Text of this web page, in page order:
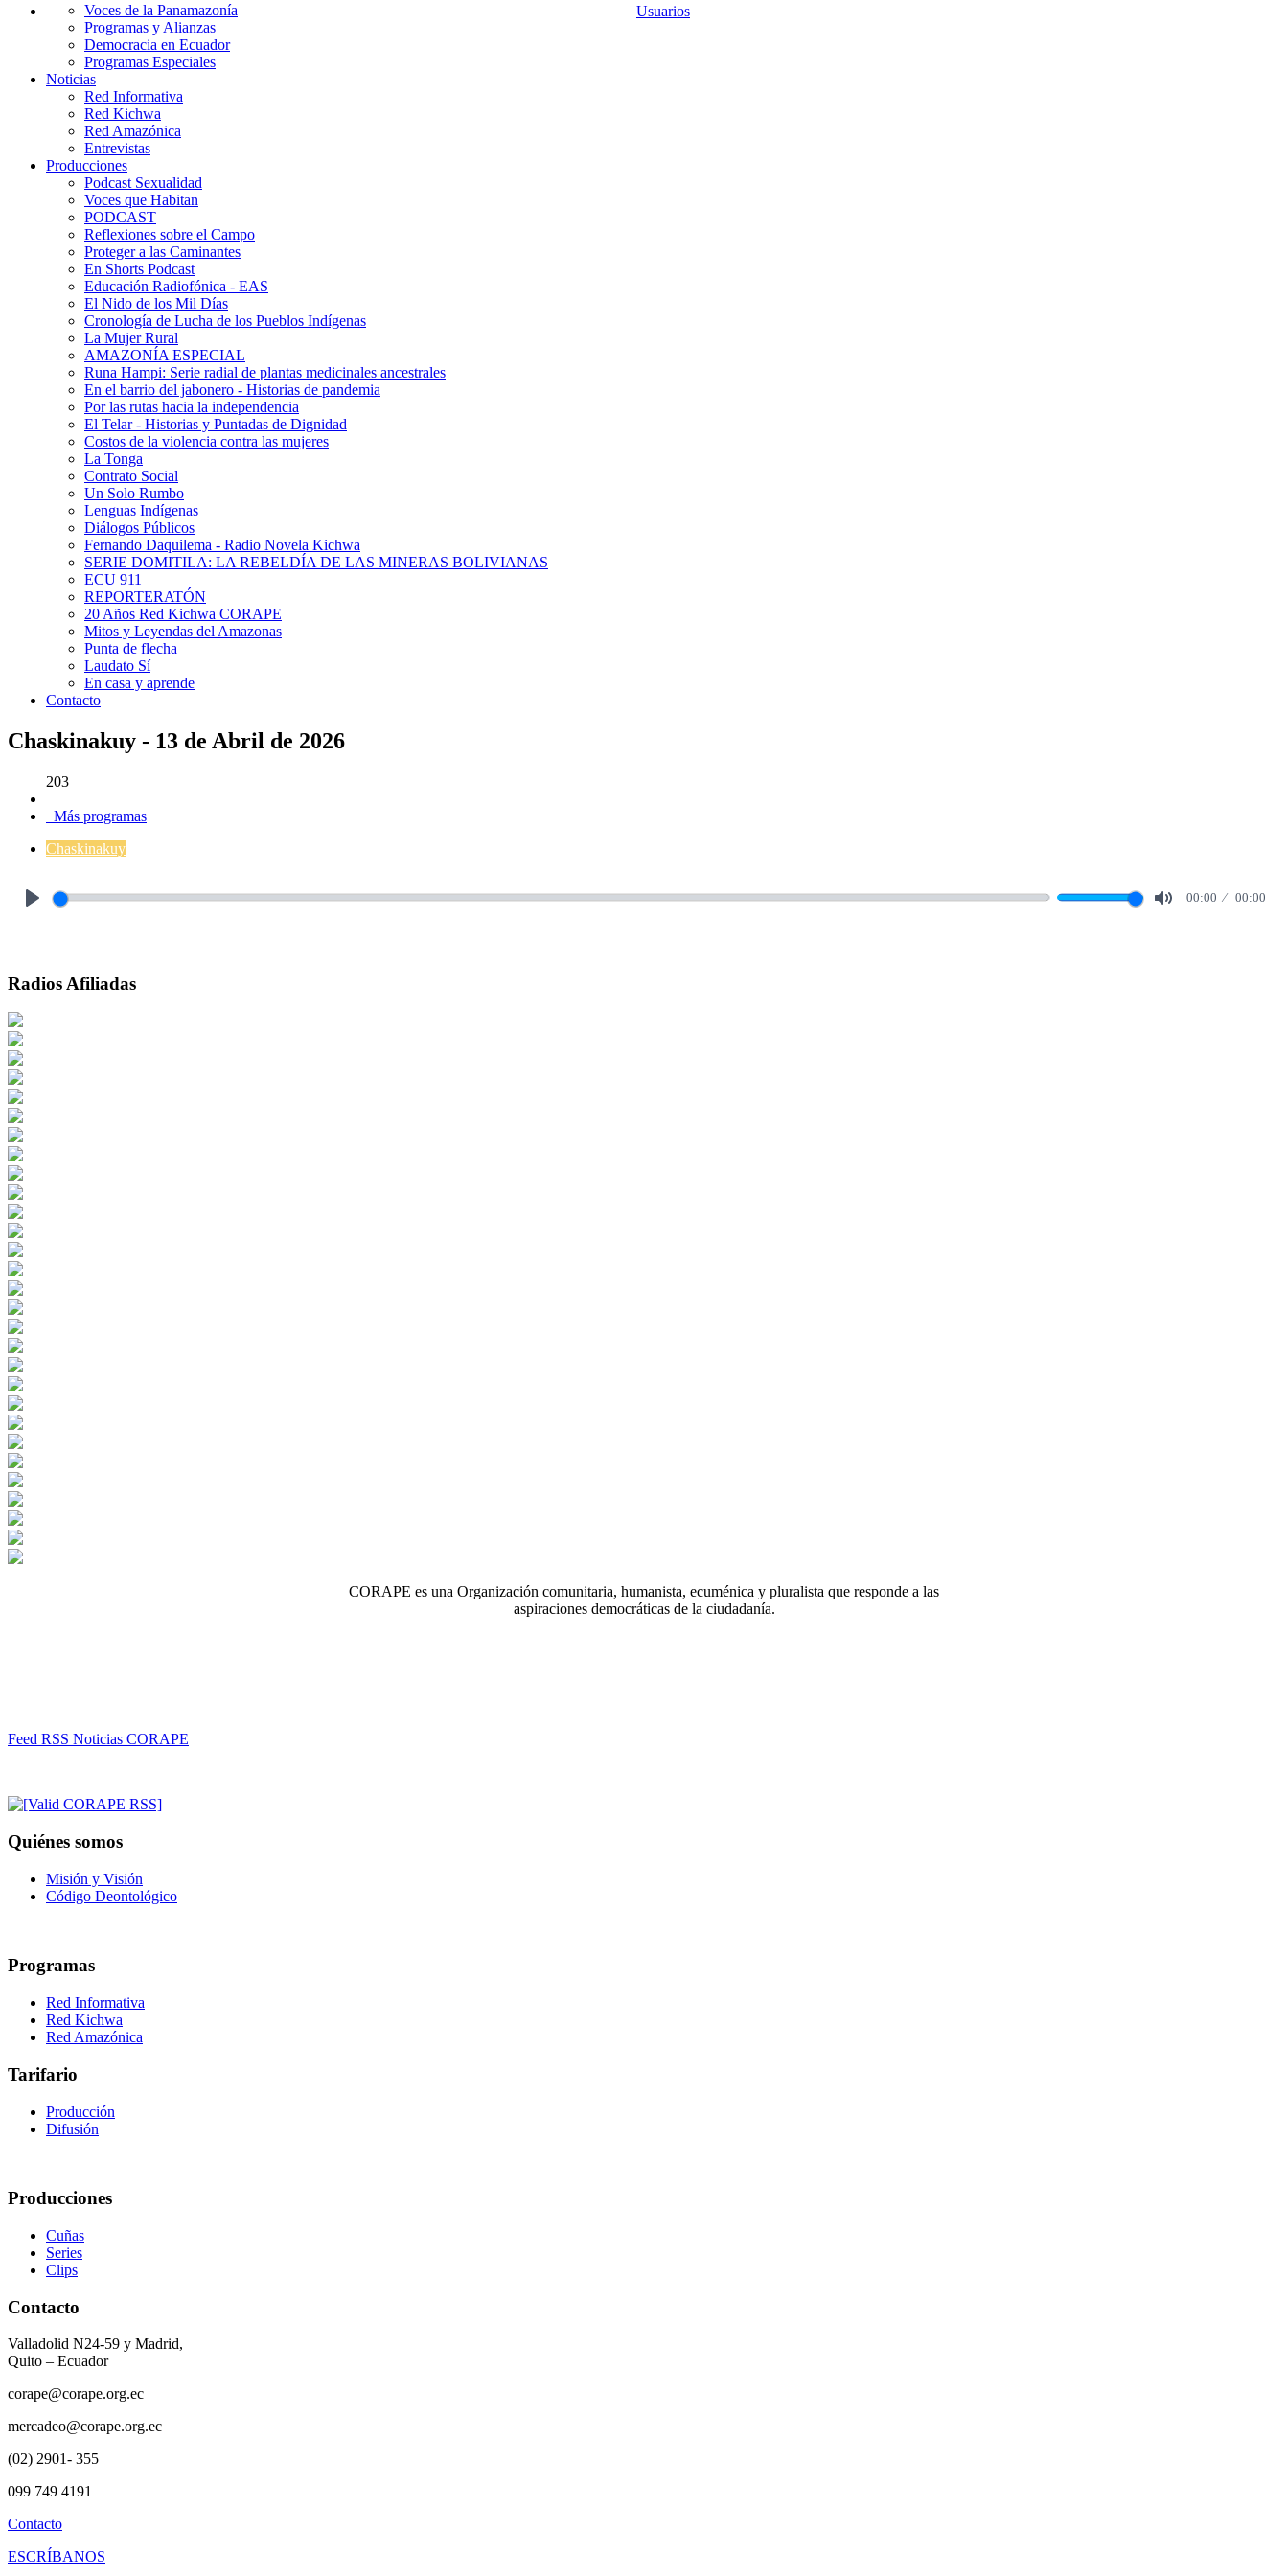
Usuarios
Voces de la Panamazonía
Programas y Alianzas
Democracia en Ecuador
Programas Especiales
Noticias
Red Informativa
Red Kichwa
Red Amazónica
Entrevistas
Producciones
Podcast Sexualidad
Voces que Habitan
PODCAST
Reflexiones sobre el Campo
Proteger a las Caminantes
En Shorts Podcast
Educación Radiofónica - EAS
El Nido de los Mil Días
Cronología de Lucha de los Pueblos Indígenas
La Mujer Rural
AMAZONÍA ESPECIAL
Runa Hampi: Serie radial de plantas medicinales ancestrales
En el barrio del jabonero - Historias de pandemia
Por las rutas hacia la independencia
El Telar - Historias y Puntadas de Dignidad
Costos de la violencia contra las mujeres
La Tonga
Contrato Social
Un Solo Rumbo
Lenguas Indígenas
Diálogos Públicos
Fernando Daquilema - Radio Novela Kichwa
SERIE DOMITILA: LA REBELDÍA DE LAS MINERAS BOLIVIANAS
ECU 911
REPORTERATÓN
20 Años Red Kichwa CORAPE
Mitos y Leyendas del Amazonas
Punta de flecha
Laudato Sí
En casa y aprende
Contacto
Chaskinakuy - 13 de Abril de 2026
203
Más programas
Chaskinakuy
00:00 00:00
Radios Afiliadas
CORAPE es una Organización comunitaria, humanista, ecuménica y pluralista que responde a las
aspiraciones democráticas de la ciudadanía.
Feed RSS Noticias CORAPE
Quiénes somos
Misión y Visión
Código Deontológico
Programas
Red Informativa
Red Kichwa
Red Amazónica
Tarifario
Producción
Difusión
Producciones
Cuñas
Series
Clips
Contacto
Valladolid N24-59 y Madrid,
Quito – Ecuador
corape@corape.org.ec
mercadeo@corape.org.ec
(02) 2901- 355
099 749 4191
Contacto
ESCRÍBANOS